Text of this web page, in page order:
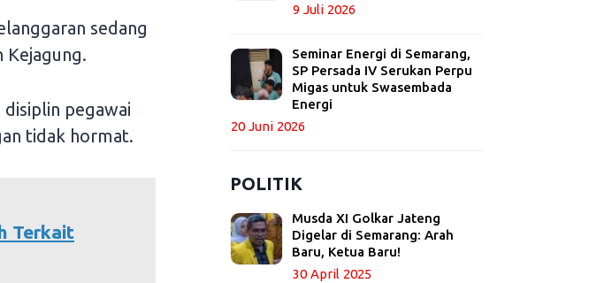
sedang
Kejagung.
pegawai
tidak hormat.
Terkait
9 Juli 2026
Seminar Energi di Semarang,
SP Persada IV Serukan Perpu
Migas untuk Swasembada
Energi
20 Juni 2026
POLITIK
Musda XI Golkar Jateng
Digelar di Semarang: Arah
Baru, Ketua Baru!
30 April 2025